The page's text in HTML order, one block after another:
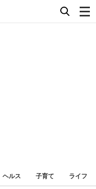
ヘルス 子育て ライフ